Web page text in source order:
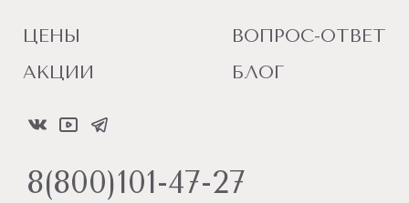
ЦЕНЫ
АКЦИИ
ВОПРОС-ОТВЕТ
БЛОГ
8(800)101-47-27